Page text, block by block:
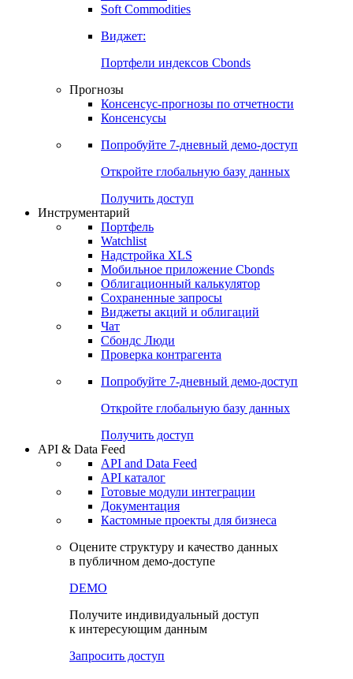
Soft Commodities
Виджет:
Портфели индексов Cbonds
Прогнозы
Консенсус-прогнозы по отчетности
Консенсусы
Попробуйте 7-дневный демо-доступ
Откройте глобальную базу данных
Получить доступ
Инструментарий
Портфель
Watchlist
Надстройка XLS
Мобильное приложение Cbonds
Облигационный калькулятор
Сохраненные запросы
Виджеты акций и облигаций
Чат
Сбондс Люди
Проверка контрагента
Попробуйте 7-дневный демо-доступ
Откройте глобальную базу данных
Получить доступ
API & Data Feed
API and Data Feed
API каталог
Готовые модули интеграции
Документация
Кастомные проекты для бизнеса
Оцените структуру и качество данных
в публичном демо-доступе
DEMO
Получите индивидуальный доступ
к интересующим данным
Запросить доступ